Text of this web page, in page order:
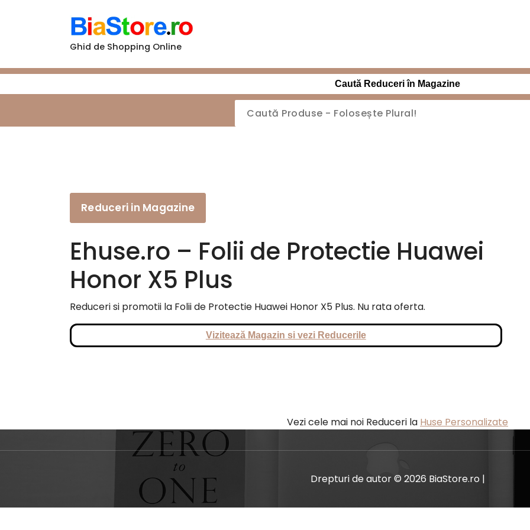
Ghid de Shopping Online
Caută Reduceri în Magazine
Reduceri in Magazine
Ehuse.ro – Folii de Protectie Huawei
Honor X5 Plus
Reduceri si promotii la Folii de Protectie Huawei Honor X5 Plus. Nu rata oferta.
Vizitează Magazin si vezi Reducerile
Vezi cele mai noi Reduceri la Huse Personalizate
Drepturi de autor © 2026 BiaStore.ro |